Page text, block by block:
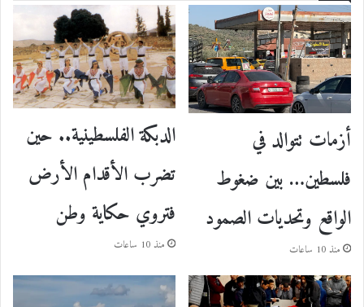
أزمات تتوالد في
فلسطين… بين ضغوط
الواقع وتحديات الصمود
منذ 10 ساعات
الدبكة الفلسطينية.. حين
تضرب الأقدام الأرض
فتروي حكاية وطن
منذ 10 ساعات